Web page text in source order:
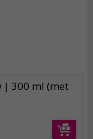
300 ml (met